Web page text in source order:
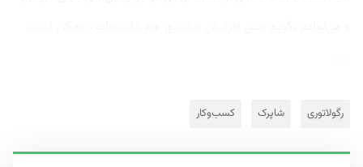
رگولاتوری شاپرک کسب‌وکار